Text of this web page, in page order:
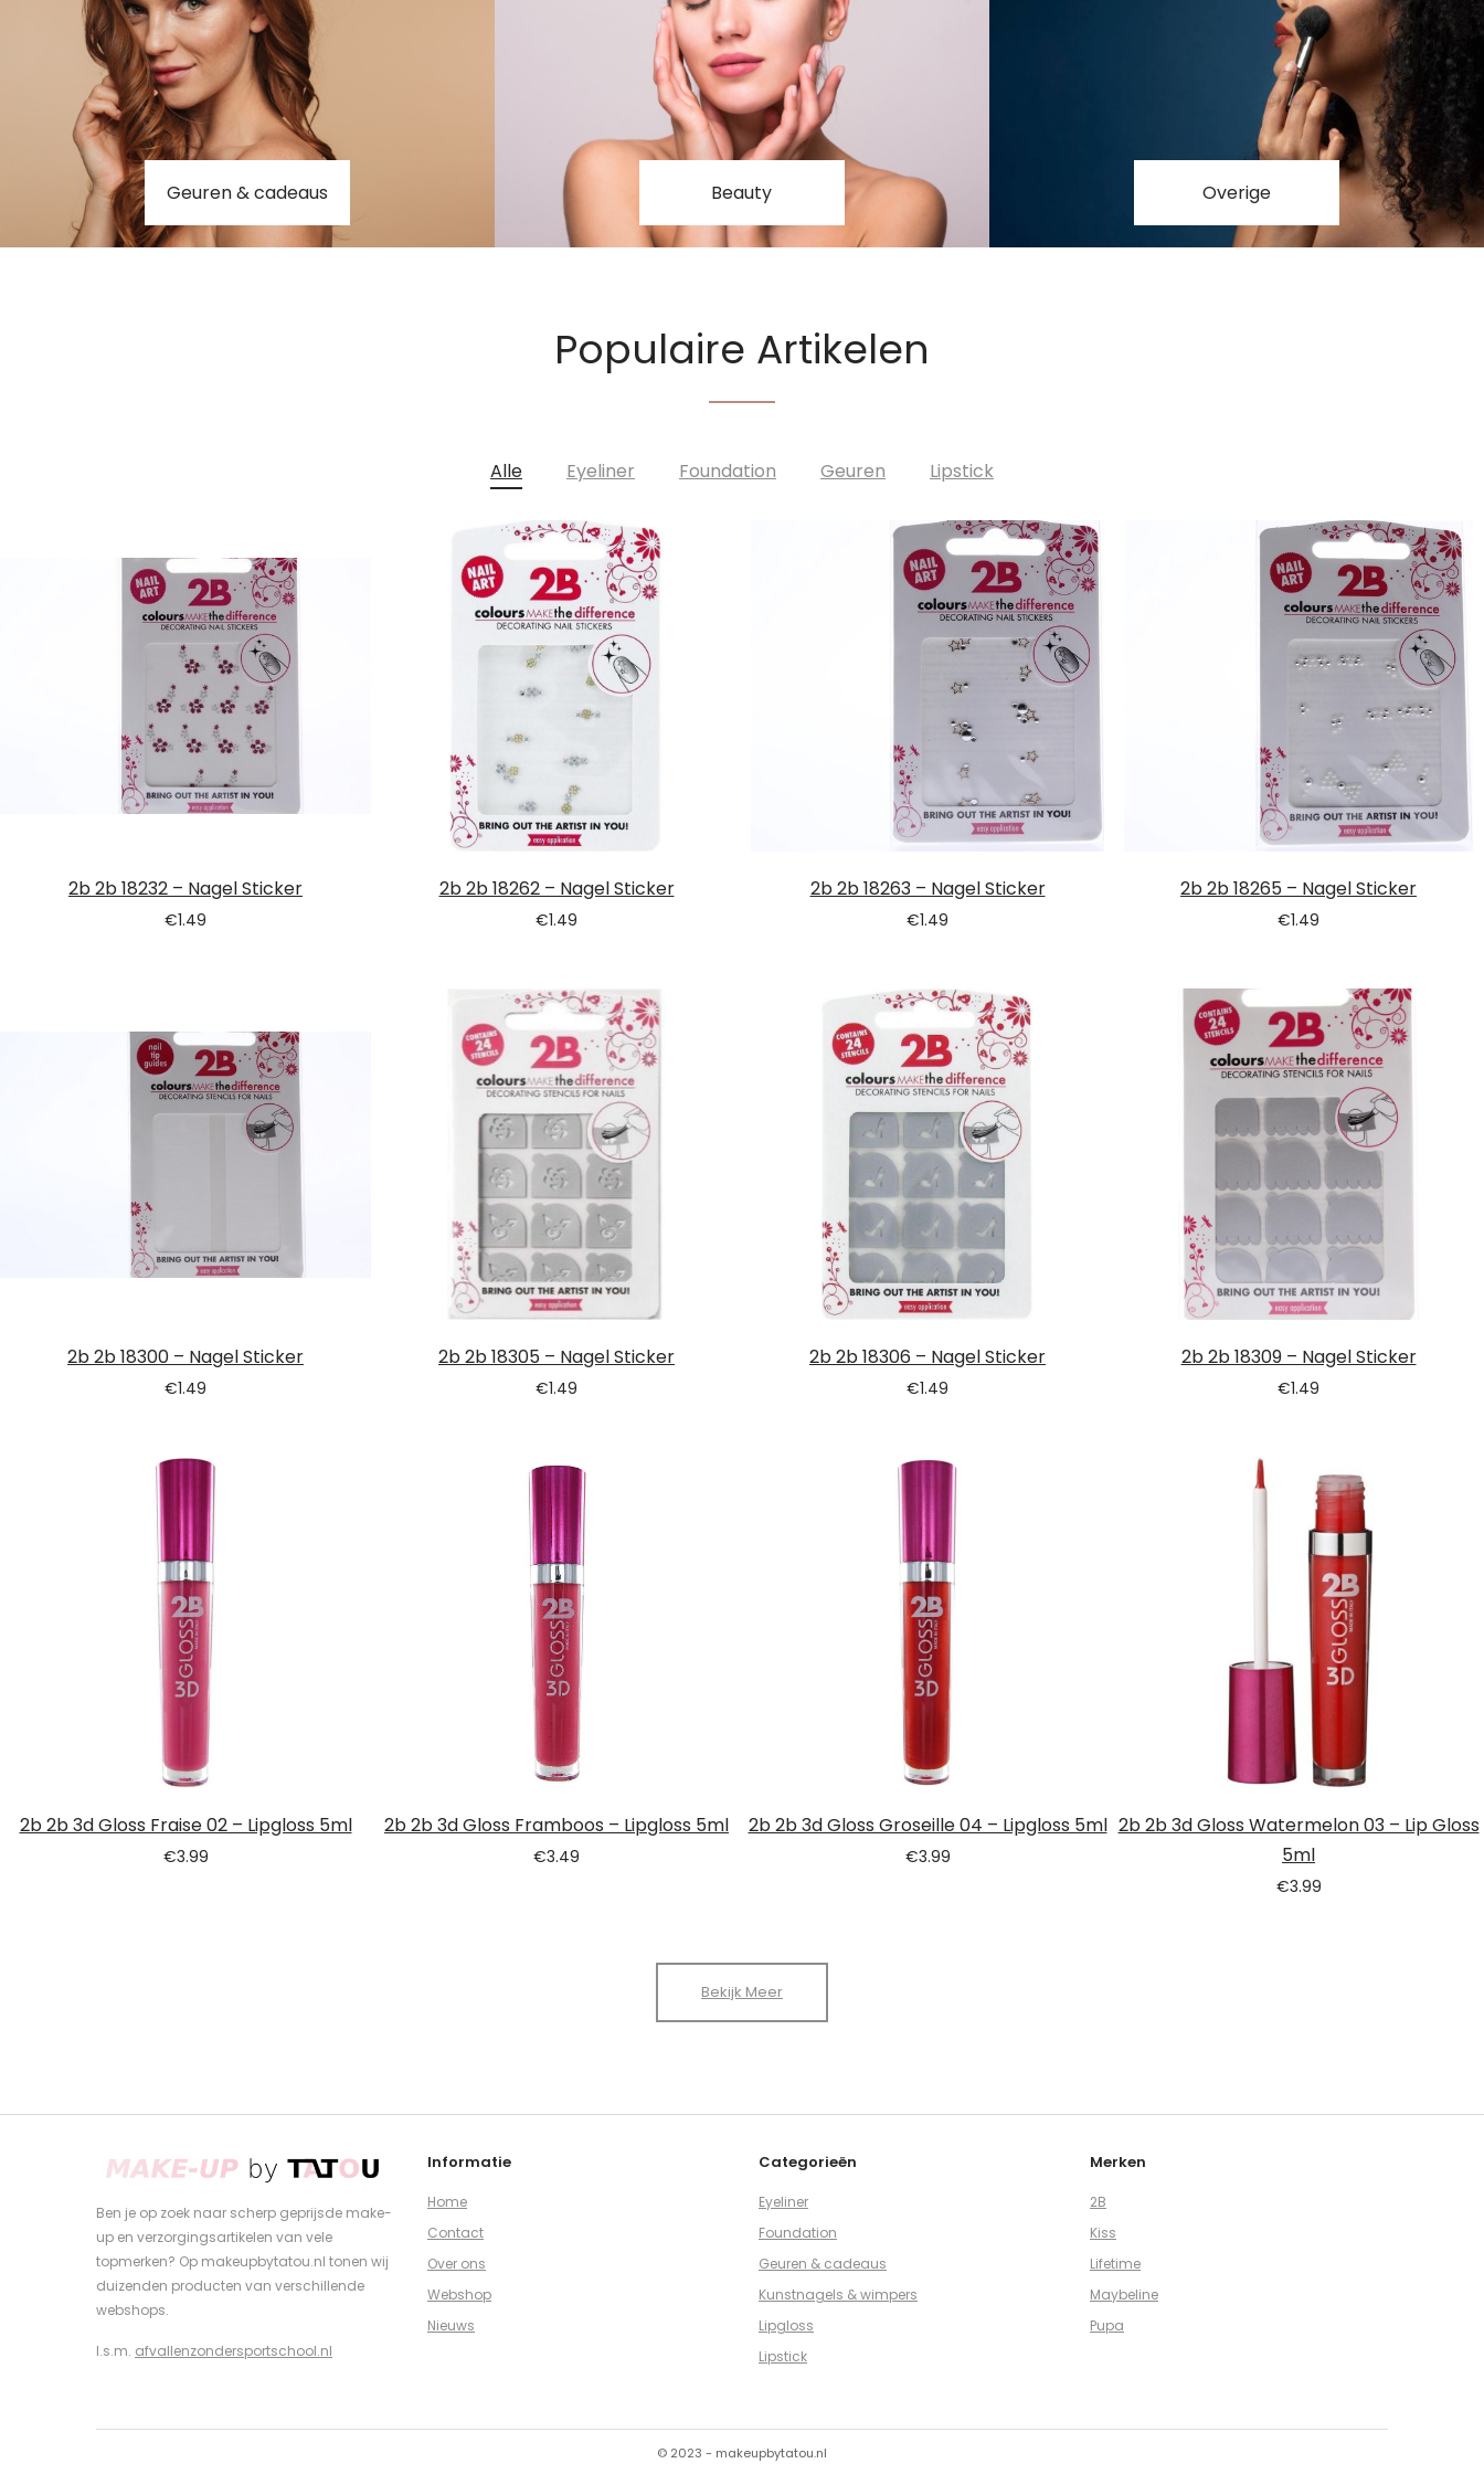
Geuren & cadeaus Beauty Overige
Populaire Artikelen
Alle Eyeliner Foundation Geuren Lipstick
2b 2b 18232 – Nagel Sticker
€1.49
2b 2b 18262 – Nagel Sticker
€1.49
2b 2b 18263 – Nagel Sticker
€1.49
2b 2b 18265 – Nagel Sticker
€1.49
2b 2b 18300 – Nagel Sticker
€1.49
2b 2b 18305 – Nagel Sticker
€1.49
2b 2b 18306 – Nagel Sticker
€1.49
2b 2b 18309 – Nagel Sticker
€1.49
2b 2b 3d Gloss Fraise 02 – Lipgloss 5ml
€3.99
2b 2b 3d Gloss Framboos – Lipgloss 5ml
€3.49
2b 2b 3d Gloss Groseille 04 – Lipgloss 5ml
€3.99
2b 2b 3d Gloss Watermelon 03 – Lip Gloss
5ml
€3.99
Bekijk Meer
Ben je op zoek naar scherp geprijsde make-
up en verzorgingsartikelen van vele
topmerken? Op makeupbytatou.nl tonen wij
duizenden producten van verschillende
webshops.
I.s.m. afvallenzondersportschool.nl
Informatie
Home
Contact
Over ons
Webshop
Nieuws
Categorieën
Eyeliner
Foundation
Geuren & cadeaus
Kunstnagels & wimpers
Lipgloss
Lipstick
Merken
2B
Kiss
Lifetime
Maybeline
Pupa
© 2023 - makeupbytatou.nl